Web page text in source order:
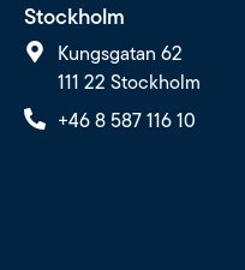
Stockholm
Kungsgatan 62
111 22 Stockholm
+46 8 587 116 10